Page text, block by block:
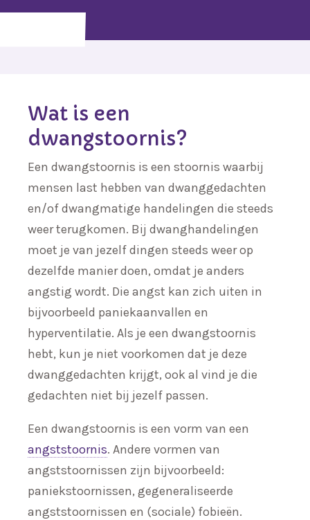
Wat is een
dwangstoornis?
Een dwangstoornis is een stoornis waarbij
mensen last hebben van dwanggedachten
en/of dwangmatige handelingen die steeds
weer terugkomen. Bij dwanghandelingen
moet je van jezelf dingen steeds weer op
dezelfde manier doen, omdat je anders
angstig wordt. Die angst kan zich uiten in
bijvoorbeeld paniekaanvallen en
hyperventilatie. Als je een dwangstoornis
hebt, kun je niet voorkomen dat je deze
dwanggedachten krijgt, ook al vind je die
gedachten niet bij jezelf passen.
Een dwangstoornis is een vorm van een
angststoornis. Andere vormen van
angststoornissen zijn bijvoorbeeld:
paniekstoornissen, gegeneraliseerde
angststoornissen en (sociale) fobieën.